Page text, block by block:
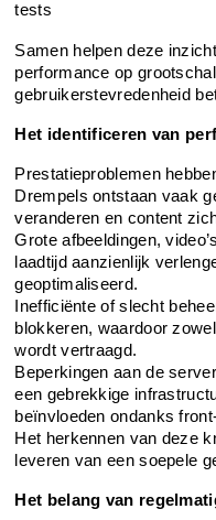
tests
Samen helpen deze
performance op
gebruikerstevredenheid
Het identificeren van
Prestatieproblemen
Drempels ontstaan vaak
veranderen en content
Grote afbeeldingen,
laadtijd aanzienlijk
geoptimaliseerd.
Inefficiënte of slecht
blokkeren, waardoor
wordt vertraagd.
Beperkingen aan de
een gebrekkige
beïnvloeden ondanks
Het herkennen van deze
leveren van een soepele
Het belang van